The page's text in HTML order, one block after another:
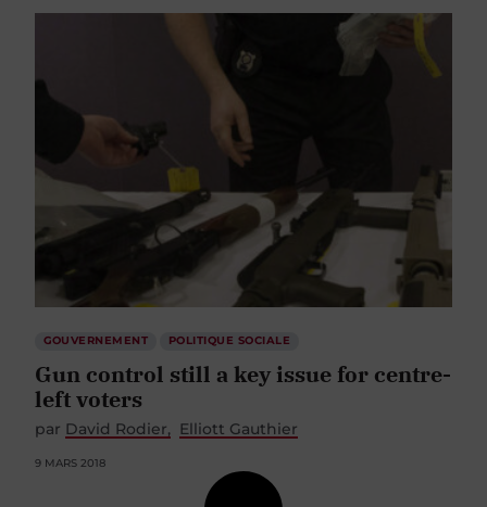
GOUVERNEMENT POLITIQUE SOCIALE
Gun control still a key issue for centre-
left voters
par David Rodier Elliott Gauthier
9 MARS 2018